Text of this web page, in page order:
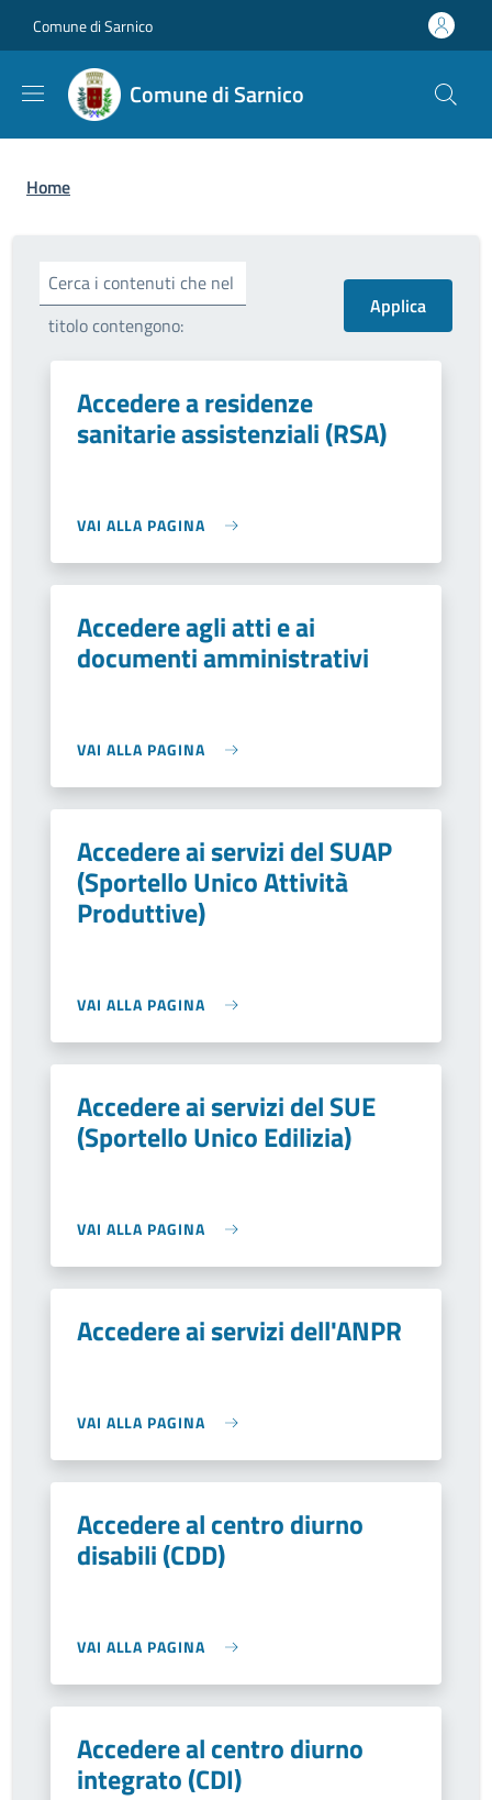
Comune di Sarnico
Comune di Sarnico
Briciole di pane
Home
Cerca i contenuti che nel
titolo contengono:
Accedere a residenze
sanitarie assistenziali (RSA)
VAI ALLA PAGINA
Accedere agli atti e ai
documenti amministrativi
VAI ALLA PAGINA
Accedere ai servizi del SUAP
(Sportello Unico Attività
Produttive)
VAI ALLA PAGINA
Accedere ai servizi del SUE
(Sportello Unico Edilizia)
VAI ALLA PAGINA
Accedere ai servizi dell'ANPR
VAI ALLA PAGINA
Accedere al centro diurno
disabili (CDD)
VAI ALLA PAGINA
Accedere al centro diurno
integrato (CDI)